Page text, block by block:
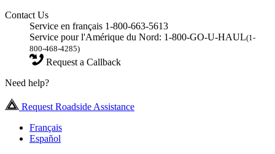
Contact Us
Service en français 1-800-663-5613
Service pour l'Amérique du Nord: 1-800-GO-U-HAUL(1-
800-468-4285)
Request a Callback
Need help?
Request Roadside Assistance
Français
Español